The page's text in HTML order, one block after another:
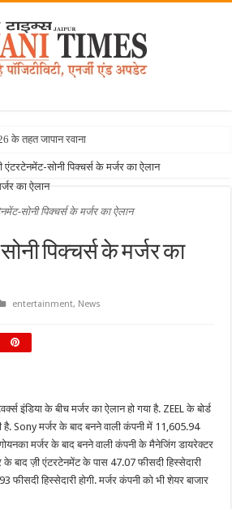
तहत जापान रवाना हुई बियानी ग्
एंटरटेनमेंट-सोनी पिक्चर्स के मर्जर का ऐलान
सोनी पिक्चर्स के मर्जर का ऐलान
पिक्चर्स के मर्जर का
entertainment, News
इंडिया के बीच मर्जर का ऐलान हो गया है. ZEEL के बोर्ड
है. Sony मर्जर के बाद बनने वाली कंपनी में 11,605.94
मर्जर के बाद बनने वाली कंपनी के मैनेजिंग डायरेक्टर
बाद ज़ी एंटरटेनमेंट के पास 47.07 फीसदी हिस्सेदारी
फीसदी हिस्सेदारी होगी. मर्जर कंपनी को भी शेयर बाजार